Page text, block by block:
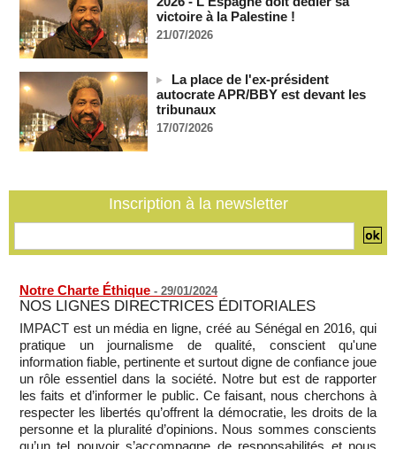
06/08/2026 -
Guinée : l'absence du président Doumbouya ravive les
tensions politiques
06/08/2026 -
Bénin: le nouveau Sénat élit son premier président
06/08/2026 -
La Centrafrique et le Cameroun apaisent les tensions après
un incident frontalier
victoire à la Palestine !
21/07/2026
La place de l'ex-président
autocrate APR/BBY est devant les
tribunaux
17/07/2026
Inscription à la newsletter
Notre Charte Éthique - 29/01/2024
NOS LIGNES DIRECTRICES ÉDITORIALES
IMPACT est un média en ligne, créé au Sénégal en 2016, qui
pratique un journalisme de qualité, conscient qu'une
information fiable, pertinente et surtout digne de confiance joue
un rôle essentiel dans la société. Notre but est de rapporter
les faits et d’informer le public. Ce faisant, nous cherchons à
respecter les libertés qu’offrent la démocratie, les droits de la
personne et la pluralité d’opinions. Nous sommes conscients
qu’un tel pouvoir s’accompagne de responsabilités et nous